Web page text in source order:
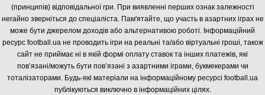
(принципів) відповідальної гри. При виявленні перших ознак залежності
негайно зверніться до спеціаліста. Пам'ятайте, що участь в азартних іграх не
може бути джерелом доходів або альтернативою роботі. Інформаційний
ресурс football.ua не проводить ігри на реальні та/або віртуальні гроші, також
сайт не приймає ні в якій формі оплату ставок та інших платежів, які
пов’язані/можуть бути пов’язані з азартними іграми, букмекерами чи
тоталізаторами. Будь-які матеріали на інформаційному ресурсі football.ua
публікуються виключно в інформаційних цілях.